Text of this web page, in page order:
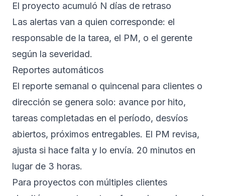
El proyecto acumuló N días de retraso
Las alertas van a quien corresponde: el
responsable de la tarea, el PM, o el gerente
según la severidad.
Reportes automáticos
El reporte semanal o quincenal para clientes o
dirección se genera solo: avance por hito,
tareas completadas en el período, desvíos
abiertos, próximos entregables. El PM revisa,
ajusta si hace falta y lo envía. 20 minutos en
lugar de 3 horas.
Para proyectos con múltiples clientes